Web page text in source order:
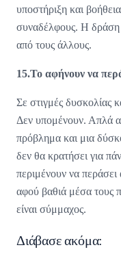
υποστήριξη και
συναδέλφους. Η δράση
από τους άλλους.
15.Το αφήνουν να
Σε στιγμές δυσκολίας
Δεν υπομένουν. Απλά
πρόβλημα και μια
δεν θα κρατήσει για
περιμένουν να
αφού βαθιά μέσα τους
είναι σύμμαχος.
Διάβασε ακόμα: